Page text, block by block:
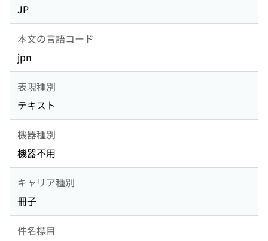
JP
本文の言語コード
jpn
表現種別
テキスト
機器種別
機器不用
キャリア種別
冊子
件名標目